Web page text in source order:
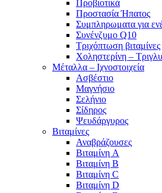
Προβιοτικά
Προστασία Ήπατος
Συμπληρωματα για
Συνένζυμο Q10
Τριχόπτωση βιταμίνες
Χοληστερίνη –
Μέταλλα – Ιχνοστοιχεία
Ασβέστιο
Μαγνήσιο
Σελήνιο
Σίδηρος
Ψευδάργυρος
Βιταμίνες
Αναβράζουσες
Βιταμίνη A
Βιταμίνη B
Βιταμίνη C
Βιταμίνη D